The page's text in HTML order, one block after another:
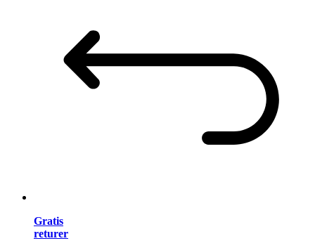
Gratis
returer